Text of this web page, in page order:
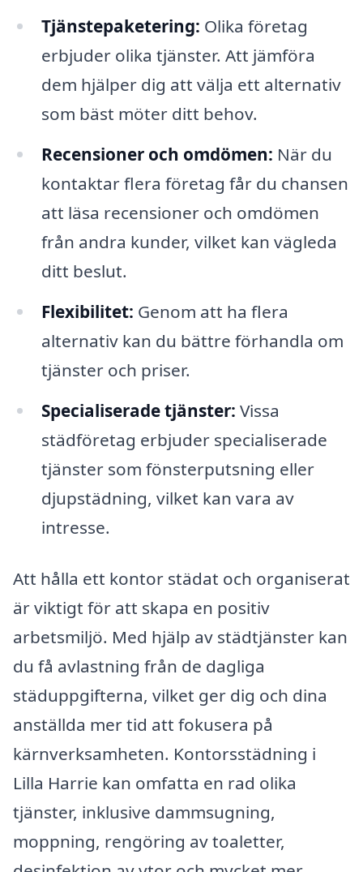
Tjänstepaketering: Olika företag
erbjuder olika tjänster. Att jämföra
dem hjälper dig att välja ett alternativ
som bäst möter ditt behov.
Recensioner och omdömen: När du
kontaktar flera företag får du chansen
att läsa recensioner och omdömen
från andra kunder, vilket kan vägleda
ditt beslut.
Flexibilitet: Genom att ha flera
alternativ kan du bättre förhandla om
tjänster och priser.
Specialiserade tjänster: Vissa
städföretag erbjuder specialiserade
tjänster som fönsterputsning eller
djupstädning, vilket kan vara av
intresse.
Att hålla ett kontor städat och organiserat
är viktigt för att skapa en positiv
arbetsmiljö. Med hjälp av städtjänster kan
du få avlastning från de dagliga
städuppgifterna, vilket ger dig och dina
anställda mer tid att fokusera på
kärnverksamheten. Kontorsstädning i
Lilla Harrie kan omfatta en rad olika
tjänster, inklusive dammsugning,
moppning, rengöring av toaletter,